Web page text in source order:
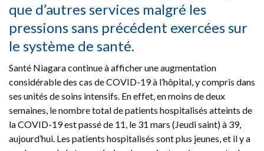
que d’autres services malgré les
pressions sans précédent exercées sur
le système de santé.
Santé Niagara continue à afficher une augmentation
considérable des cas de COVID-19 à l’hôpital, y compris dans
ses unités de soins intensifs. En effet, en moins de deux
semaines, le nombre total de patients hospitalisés atteints de
la COVID-19 est passé de 11, le 31 mars (Jeudi saint) à 39,
aujourd’hui. Les patients hospitalisés sont plus jeunes, et il y a